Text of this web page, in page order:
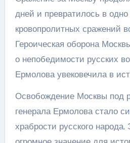
дней и превратилось в
кровопролитных сражений
Героическая оборона
о непобедимости русских
Ермолова увековечила в
Освобождение Москвы под
генерала Ермолова стало
храбрости русского